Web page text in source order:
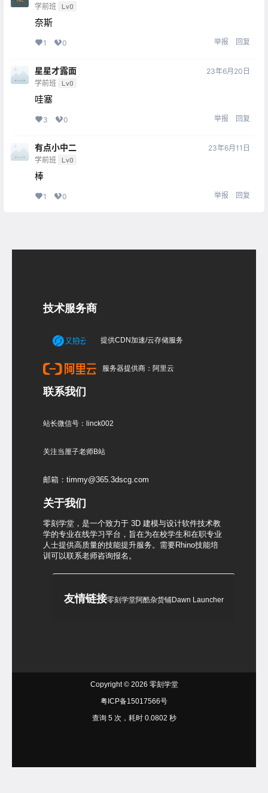
学前班 Lv0
奈斯
1 0 举报 回复
星星才露面
学前班 Lv0
23年6月20日
哇塞
3 0 举报 回复
有点小中二
学前班 Lv0
23年6月11日
棒
1 0 举报 回复
技术服务商
提供CDN加速/云存储服务
服务器提供商：阿里云
联系我们
站长微信号：linck002
关注当厘子老师B站
邮箱：timmy@365.3dscg.com
关于我们
零刻学堂，是一个致力于 3D 建模与设计软件技术教
学的专业在线学习平台，旨在为在校学生和在职专业
人士提供高质量的技能提升服务。需要Rhino技能培
训可以联系老师咨询报名。
友情链接零刻学堂阿酷杂货铺Dawn Launcher
Copyright © 2026 零刻学堂
粤ICP备15017566号
查询 5 次，耗时 0.0802 秒